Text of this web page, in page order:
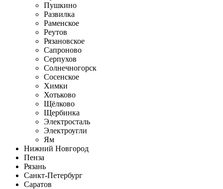
Пушкино
Развилка
Раменское
Реутов
Рязановское
Сапроново
Серпухов
Солнечногорск
Сосенское
Химки
Хотьково
Щёлково
Щербинка
Электросталь
Электроугли
Ям
Нижний Новгород
Пенза
Рязань
Санкт-Петербург
Саратов